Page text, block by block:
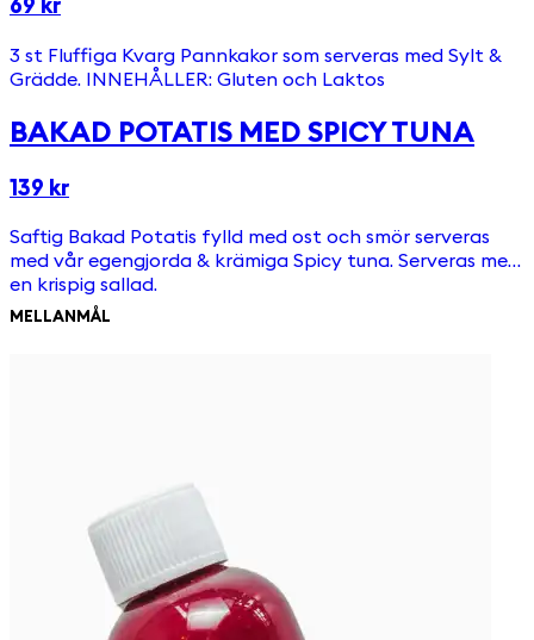
69 kr
3 st Fluffiga Kvarg Pannkakor som serveras med Sylt &
Grädde. INNEHÅLLER: Gluten och Laktos
BAKAD POTATIS MED SPICY TUNA
139 kr
Saftig Bakad Potatis fylld med ost och smör serveras
med vår egengjorda & krämiga Spicy tuna. Serveras med
en krispig sallad.
MELLANMÅL